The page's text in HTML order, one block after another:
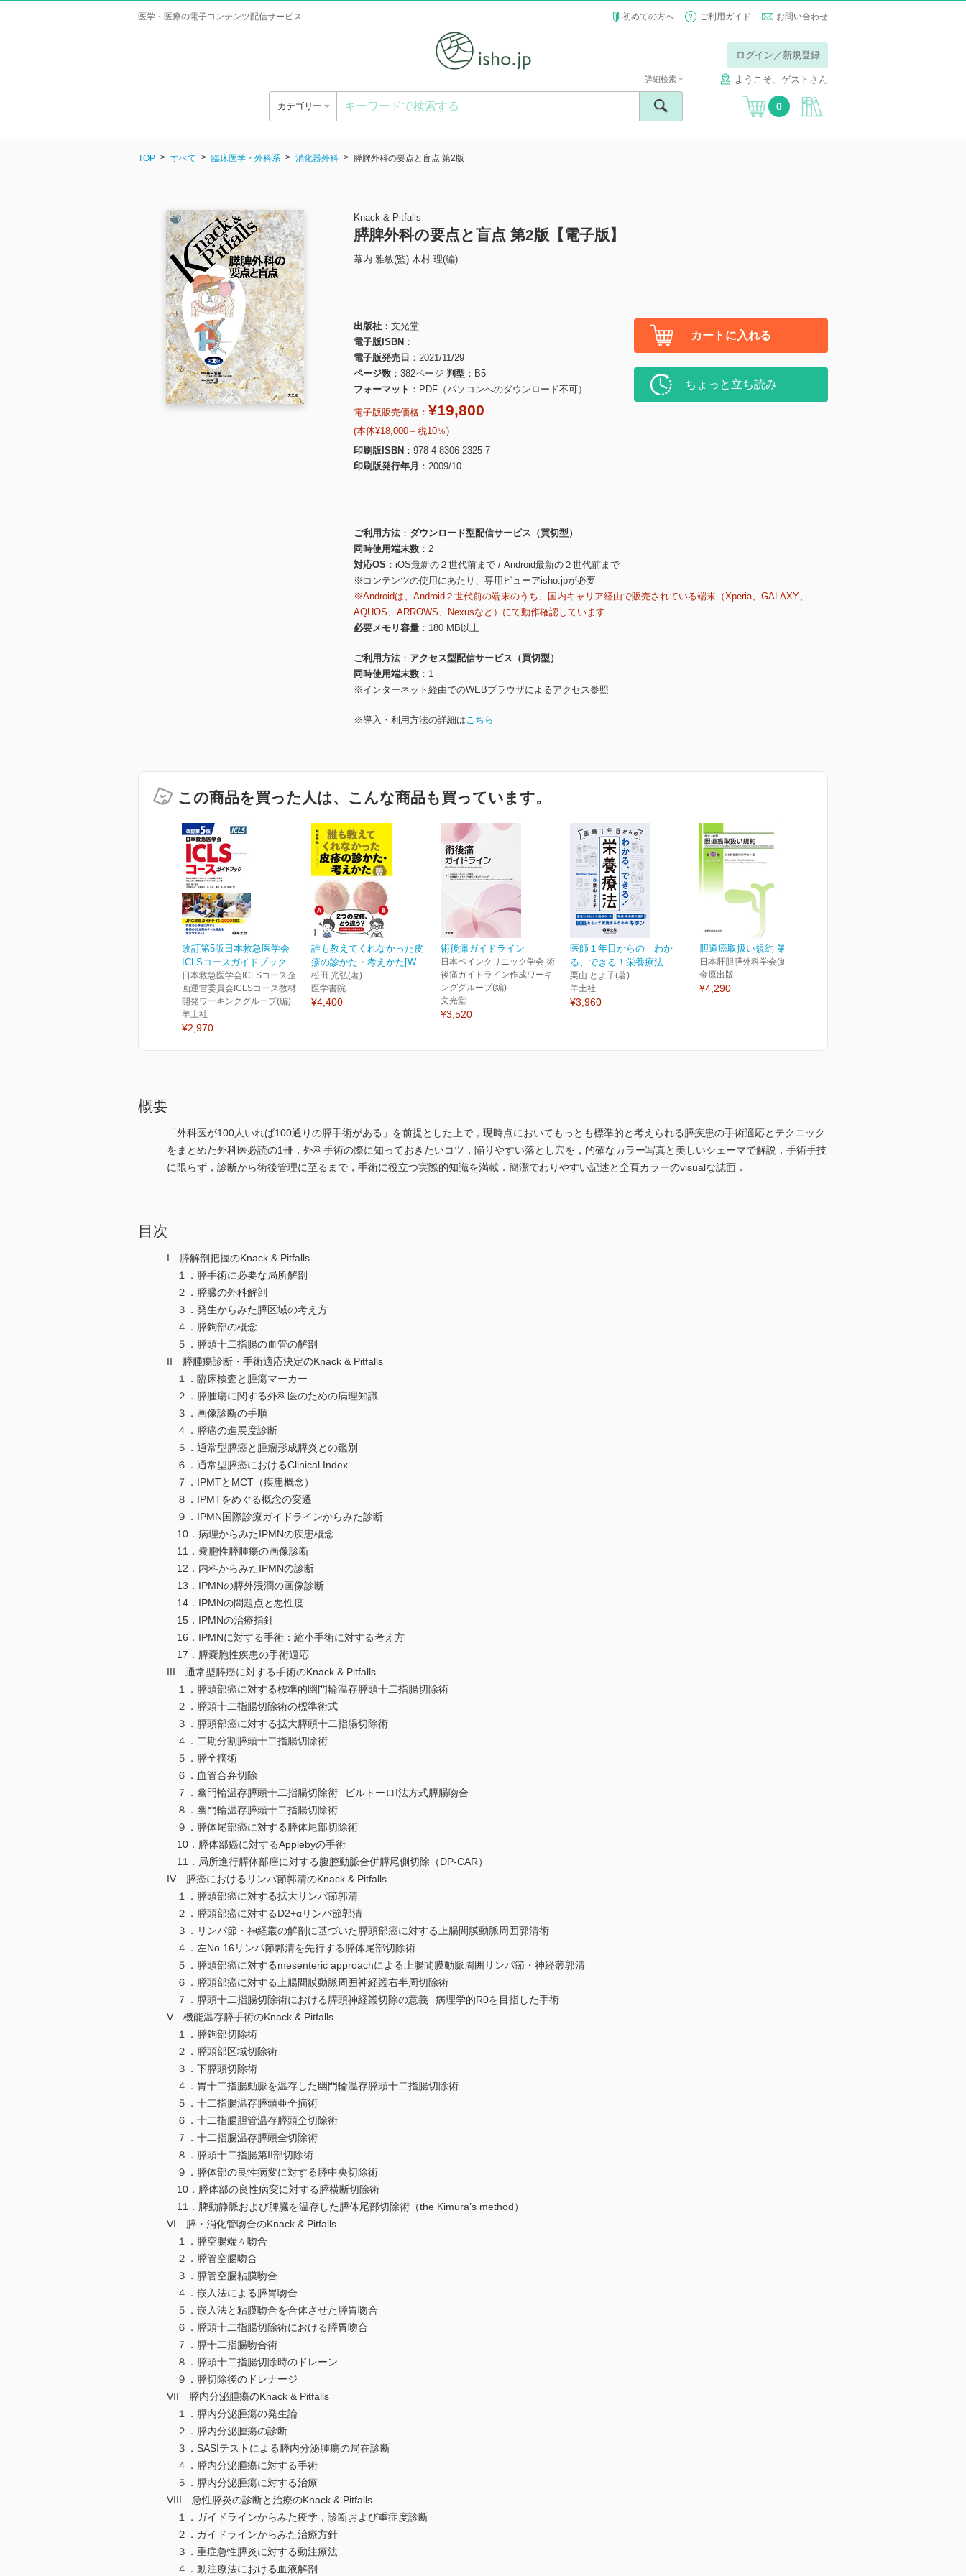
医学・医療の電子コンテンツ配信サービス 初めての方へ ご利用ガイド お問い合わせ
ログイン／新規登録
ようこそ、ゲストさん
カテゴリー
詳細検索
0
TOP すべて 臨床医学・外科系 消化器外科 膵脾外科の要点と盲点 第2版
Knack & Pitfalls
膵脾外科の要点と盲点 第2版【電子版】
幕内 雅敏(監) 木村 理(編)
出版社
文光堂
電子版ISBN
電子版発売日
2021/11/29
ページ数
382ページ 判型
B5
フォーマット
PDF（パソコンへのダウンロード不可）
電子版販売価格： ¥19,800
(本体¥18,000＋税10％)
印刷版ISBN
978-4-8306-2325-7
印刷版発行年月
2009/10
カートに入れる
ちょっと立ち読み
ご利用方法
ダウンロード型配信サービス（買切型）
同時使用端末数
2
対応OS
iOS最新の２世代前まで / Android最新の２世代前まで
※コンテンツの使用にあたり、専用ビューアisho.jpが必要
※Androidは、Android２世代前の端末のうち、国内キャリア経由で販売されている端末（Xperia、GALAXY、
AQUOS、ARROWS、Nexusなど）にて動作確認しています
必要メモリ容量
180 MB以上
ご利用方法
アクセス型配信サービス（買切型）
同時使用端末数
1
※インターネット経由でのWEBブラウザによるアクセス参照
※導入・利用方法の詳細はこちら
この商品を買った人は、こんな商品も買っています。
改訂第5版日本救急医学会
ICLSコースガイドブック
日本救急医学会ICLSコース企
画運営委員会ICLSコース教材
開発ワーキンググループ(編)
羊土社
¥2,970
誰も教えてくれなかった皮
疹の診かた・考えかた[W...
松田 光弘(著)
医学書院
¥4,400
術後痛ガイドライン
日本ペインクリニック学会 術
後痛ガイドライン作成ワーキ
ンググループ(編)
文光堂
¥3,520
医師１年目からの わか
る、できる！栄養療法
栗山 とよ子(著)
羊土社
¥3,960
胆道癌取扱い規約 第7版
日本肝胆膵外科学会(編)
金原出版
¥4,290
概要
「外科医が100人いれば100通りの膵手術がある」を前提とした上で，現時点においてもっとも標準的と考えられる膵疾患の手術適応とテクニック
をまとめた外科医必読の1冊．外科手術の際に知っておきたいコツ，陥りやすい落とし穴を，的確なカラー写真と美しいシェーマで解説．手術手技
に限らず，診断から術後管理に至るまで，手術に役立つ実際的知識を満載．簡潔でわりやすい記述と全頁カラーのvisualな誌面．
目次
I 膵解剖把握のKnack & Pitfalls
１．膵手術に必要な局所解剖
２．膵臓の外科解剖
３．発生からみた膵区域の考え方
４．膵鉤部の概念
５．膵頭十二指腸の血管の解剖
II 膵腫瘍診断・手術適応決定のKnack & Pitfalls
１．臨床検査と腫瘍マーカー
２．膵腫瘍に関する外科医のための病理知識
３．画像診断の手順
４．膵癌の進展度診断
５．通常型膵癌と腫瘤形成膵炎との鑑別
６．通常型膵癌におけるClinical Index
７．IPMTとMCT（疾患概念）
８．IPMTをめぐる概念の変遷
９．IPMN国際診療ガイドラインからみた診断
10．病理からみたIPMNの疾患概念
11．嚢胞性膵腫瘍の画像診断
12．内科からみたIPMNの診断
13．IPMNの膵外浸潤の画像診断
14．IPMNの問題点と悪性度
15．IPMNの治療指針
16．IPMNに対する手術：縮小手術に対する考え方
17．膵嚢胞性疾患の手術適応
III 通常型膵癌に対する手術のKnack & Pitfalls
１．膵頭部癌に対する標準的幽門輪温存膵頭十二指腸切除術
２．膵頭十二指腸切除術の標準術式
３．膵頭部癌に対する拡大膵頭十二指腸切除術
４．二期分割膵頭十二指腸切除術
５．膵全摘術
６．血管合弁切除
７．幽門輪温存膵頭十二指腸切除術─ビルトーロI法方式膵腸吻合─
８．幽門輪温存膵頭十二指腸切除術
９．膵体尾部癌に対する膵体尾部切除術
10．膵体部癌に対するApplebyの手術
11．局所進行膵体部癌に対する腹腔動脈合併膵尾側切除（DP-CAR）
IV 膵癌におけるリンパ節郭清のKnack & Pitfalls
１．膵頭部癌に対する拡大リンパ節郭清
２．膵頭部癌に対するD2+αリンパ節郭清
３．リンパ節・神経叢の解剖に基づいた膵頭部癌に対する上腸間膜動脈周囲郭清術
４．左No.16リンパ節郭清を先行する膵体尾部切除術
５．膵頭部癌に対するmesenteric approachによる上腸間膜動脈周囲リンパ節・神経叢郭清
６．膵頭部癌に対する上腸間膜動脈周囲神経叢右半周切除術
７．膵頭十二指腸切除術における膵頭神経叢切除の意義─病理学的R0を目指した手術─
V 機能温存膵手術のKnack & Pitfalls
１．膵鉤部切除術
２．膵頭部区域切除術
３．下膵頭切除術
４．胃十二指腸動脈を温存した幽門輪温存膵頭十二指腸切除術
５．十二指腸温存膵頭亜全摘術
６．十二指腸胆管温存膵頭全切除術
７．十二指腸温存膵頭全切除術
８．膵頭十二指腸第II部切除術
９．膵体部の良性病変に対する膵中央切除術
10．膵体部の良性病変に対する膵横断切除術
11．脾動静脈および脾臓を温存した膵体尾部切除術（the Kimura’s method）
VI 膵・消化管吻合のKnack & Pitfalls
１．膵空腸端々吻合
２．膵管空腸吻合
３．膵管空腸粘膜吻合
４．嵌入法による膵胃吻合
５．嵌入法と粘膜吻合を合体させた膵胃吻合
６．膵頭十二指腸切除術における膵胃吻合
７．膵十二指腸吻合術
８．膵頭十二指腸切除時のドレーン
９．膵切除後のドレナージ
VII 膵内分泌腫瘍のKnack & Pitfalls
１．膵内分泌腫瘍の発生論
２．膵内分泌腫瘍の診断
３．SASIテストによる膵内分泌腫瘍の局在診断
４．膵内分泌腫瘍に対する手術
５．膵内分泌腫瘍に対する治療
VIII 急性膵炎の診断と治療のKnack & Pitfalls
１．ガイドラインからみた疫学，診断および重症度診断
２．ガイドラインからみた治療方針
３．重症急性膵炎に対する動注療法
４．動注療法における血液解剖